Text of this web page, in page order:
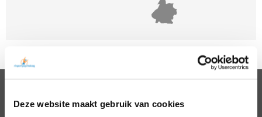
Deze website maakt gebruik van cookies
PSYCHOLOGEN